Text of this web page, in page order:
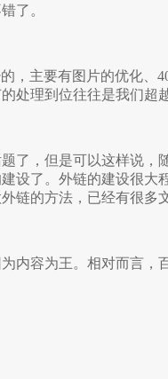
了。
，主要有图片的优化、
处理到 位往往是我们超
了，但是可以这样说，
设了。 外链的建设很大
链的方法，已经有很多
内容为王。相对而言，